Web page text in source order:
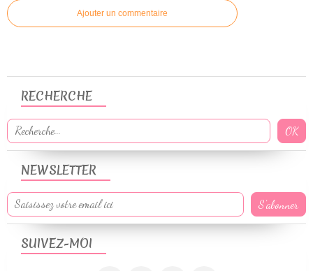
Ajouter un commentaire
NEWSLETTER
SUIVEZ-MOI
RECHERCHE